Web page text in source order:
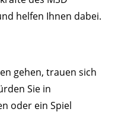
helfen Ihnen dabei.
gehen, trauen sich
Sie in
oder ein Spiel